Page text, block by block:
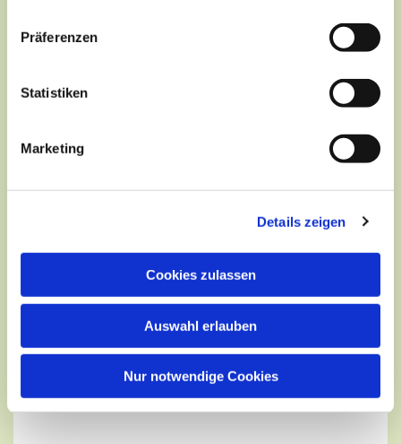
Präferenzen
Statistiken
Marketing
Details zeigen
Cookies zulassen
Auswahl erlauben
Nur notwendige Cookies
Dies könnte Sie auch